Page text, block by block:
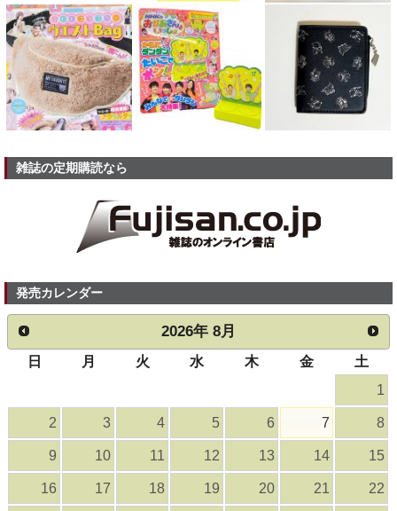
雑誌の定期購読なら
発売カレンダー
2026年 8月
日 月 火 水 木 金
土
1
2 3 4 5 6 7 8
9 10 11 12 13 14 15
16 17 18 19 20 21 22